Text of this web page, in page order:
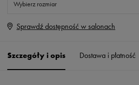
Wybierz rozmiar
Rozmiary EU
Sprawdź dostępność w salonach
Szczegóły i opis Dostawa i płatność